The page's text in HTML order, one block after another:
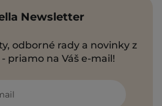
Newsletter
odborné rady a novinky z
priamo na Váš e-mail!